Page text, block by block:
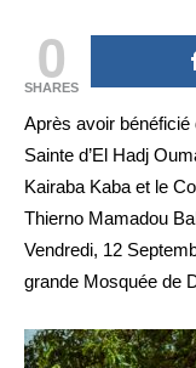
0
SHARES
Après avoir bénéficié
Sainte d’El Hadj
Kairaba Kaba et le
Thierno Mamadou
Vendredi, 12
grande Mosquée de